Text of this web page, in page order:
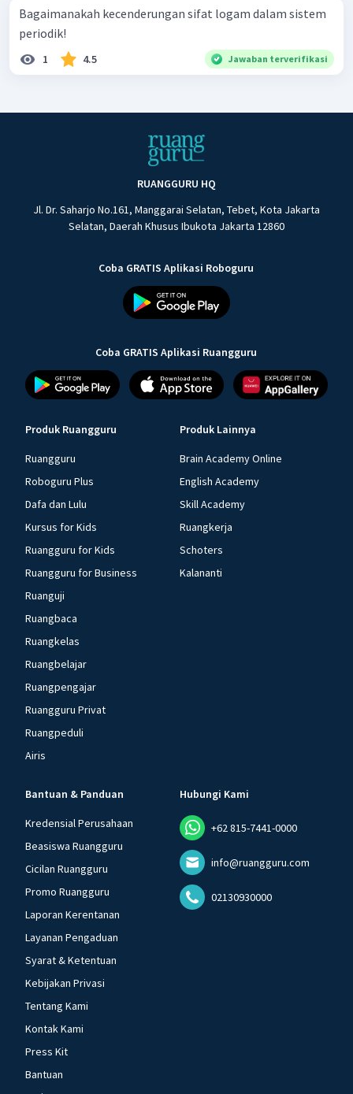
Bagaimanakah kecenderungan sifat logam dalam sistem
periodik!
1 4.5 Jawaban terverifikasi
RUANGGURU HQ
Jl. Dr. Saharjo No.161, Manggarai Selatan, Tebet, Kota Jakarta
Selatan, Daerah Khusus Ibukota Jakarta 12860
Coba GRATIS Aplikasi Roboguru
Coba GRATIS Aplikasi Ruangguru
Produk Ruangguru
Ruangguru
Roboguru Plus
Dafa dan Lulu
Kursus for Kids
Ruangguru for Kids
Ruangguru for Business
Ruanguji
Ruangbaca
Ruangkelas
Ruangbelajar
Ruangpengajar
Ruangguru Privat
Ruangpeduli
Airis
Produk Lainnya
Brain Academy Online
English Academy
Skill Academy
Ruangkerja
Schoters
Kalananti
Bantuan & Panduan
Kredensial Perusahaan
Beasiswa Ruangguru
Cicilan Ruangguru
Promo Ruangguru
Laporan Kerentanan
Layanan Pengaduan
Syarat & Ketentuan
Kebijakan Privasi
Tentang Kami
Kontak Kami
Press Kit
Bantuan
Hubungi Kami
+62 815-7441-0000
info@ruangguru.com
02130930000